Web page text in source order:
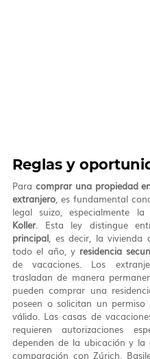
Reglas y
Para comprar una propiedad
extranjero, es fundamental
legal suizo, especialmente la
Koller. Esta ley distingue
principal, es decir, la vivienda
todo el año, y residencia
de vacaciones. Los
trasladan de manera
pueden comprar una
poseen o solicitan un permiso
válido. Las casas de
requieren autorizaciones
dependen de la ubicación y la
comparación con Zúrich,